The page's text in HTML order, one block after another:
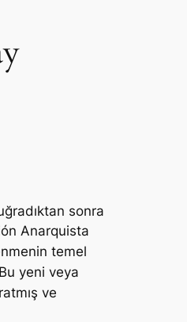
sonra
Anarquista
temel
yeni veya
ve